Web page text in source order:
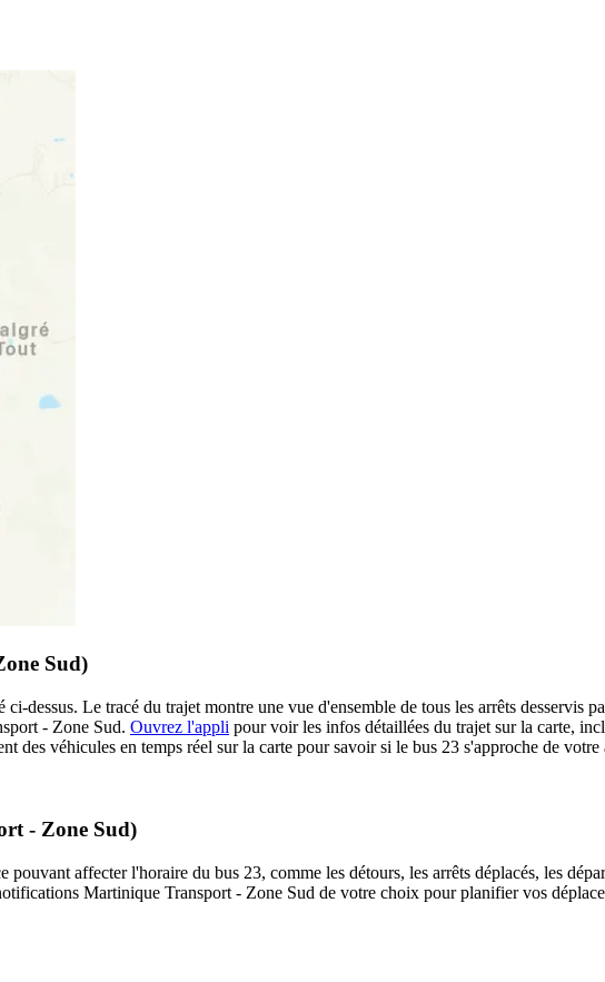
Sud)
dessus. Le tracé du trajet montre une vue d'ensemble de tous les arrêts desservis
- Zone Sud. Ouvrez l'appli pour voir les infos détaillées du trajet sur la carte,
des véhicules en temps réel sur la carte pour savoir si le bus 23 s'approche de votre
- Zone Sud)
affecter l'horaire du bus 23, comme les détours, les arrêts déplacés, les
Martinique Transport - Zone Sud de votre choix pour planifier vos